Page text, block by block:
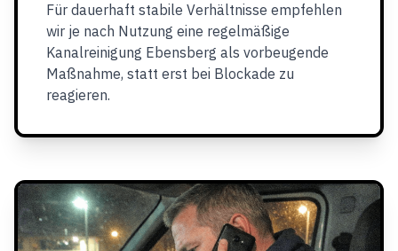
Für dauerhaft stabile Verhältnisse empfehlen
wir je nach Nutzung eine regelmäßige
Kanalreinigung Ebensberg als vorbeugende
Maßnahme, statt erst bei Blockade zu
reagieren.